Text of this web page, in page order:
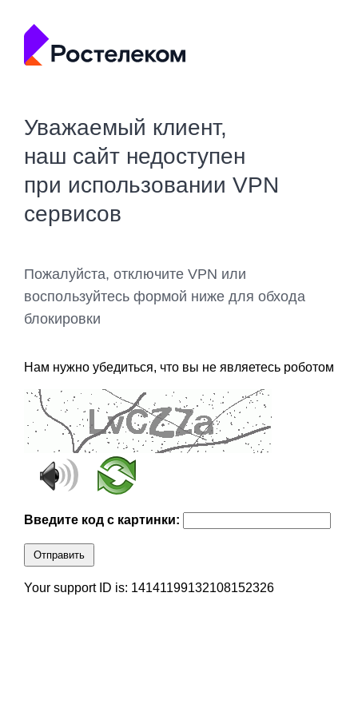
Уважаемый клиент,
наш сайт недоступен
при использовании VPN
сервисов
Пожалуйста, отключите VPN или
воспользуйтесь формой ниже для обхода
блокировки
Нам нужно убедиться, что вы не являетесь роботом
Введите код с картинки:
Отправить
Your support ID is: 14141199132108152326